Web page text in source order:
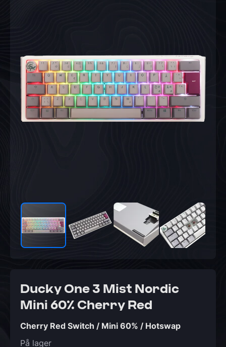
Ducky One 3 Mist Nordic
Mini 60% Cherry Red
Cherry Red Switch / Mini 60% / Hotswap
På lager